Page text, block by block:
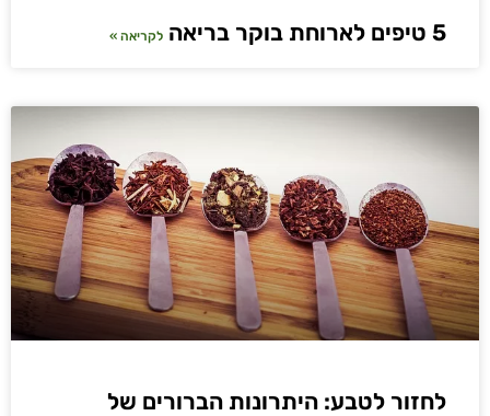
5 טיפים לארוחת בוקר בריאה לקריאה »
לחזור לטבע: היתרונות הברורים של